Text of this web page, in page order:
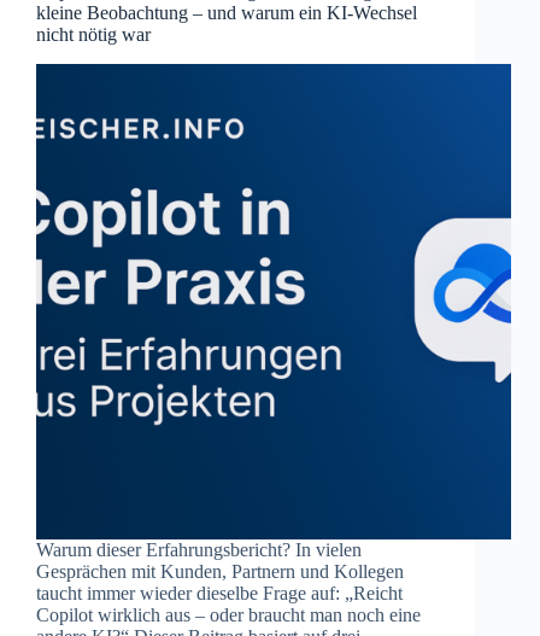
kleine Beobachtung – und warum ein KI‑Wechsel
nicht nötig war
Warum dieser Erfahrungsbericht? In vielen
Gesprächen mit Kunden, Partnern und Kollegen
taucht immer wieder dieselbe Frage auf: „Reicht
Copilot wirklich aus – oder braucht man noch eine